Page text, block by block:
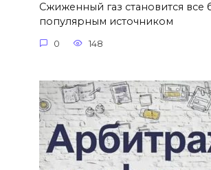
Сжиженный газ становится все
популярным источником
0 148